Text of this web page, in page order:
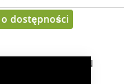
dostępności
DO LISTY ŻYCZEŃ